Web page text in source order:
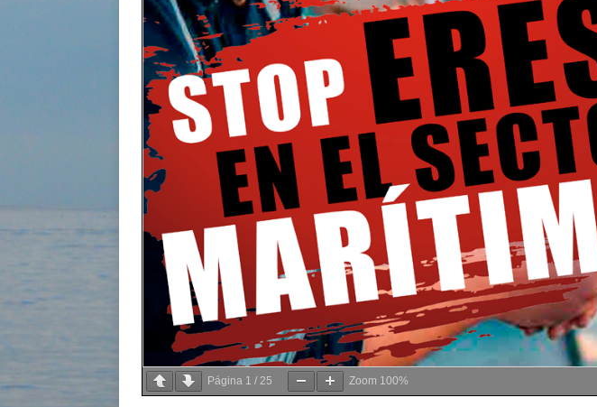
Página 1 / 25 Zoom 100%